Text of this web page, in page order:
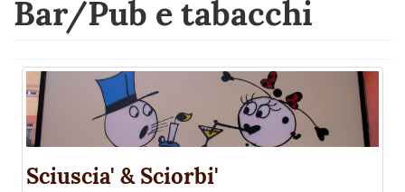
Bar/Pub e tabacchi
Sciuscia' & Sciorbi'